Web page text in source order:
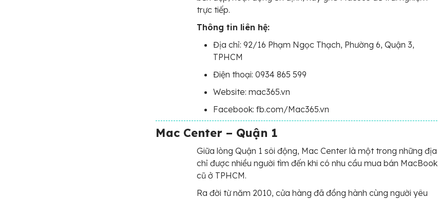
trực tiếp.
Thông tin liên hệ:
Địa chỉ: 92/16 Phạm Ngọc Thạch, Phường 6, Quận 3,
TPHCM
Điện thoại: 0934 865 599
Website: mac365.vn
Facebook: fb.com/Mac365.vn
Mac Center – Quận 1
Giữa lòng Quận 1 sôi động, Mac Center là một trong những địa
chỉ được nhiều người tìm đến khi có nhu cầu mua bán MacBook
cũ ở TPHCM.
Ra đời từ năm 2010, cửa hàng đã đồng hành cùng người yêu